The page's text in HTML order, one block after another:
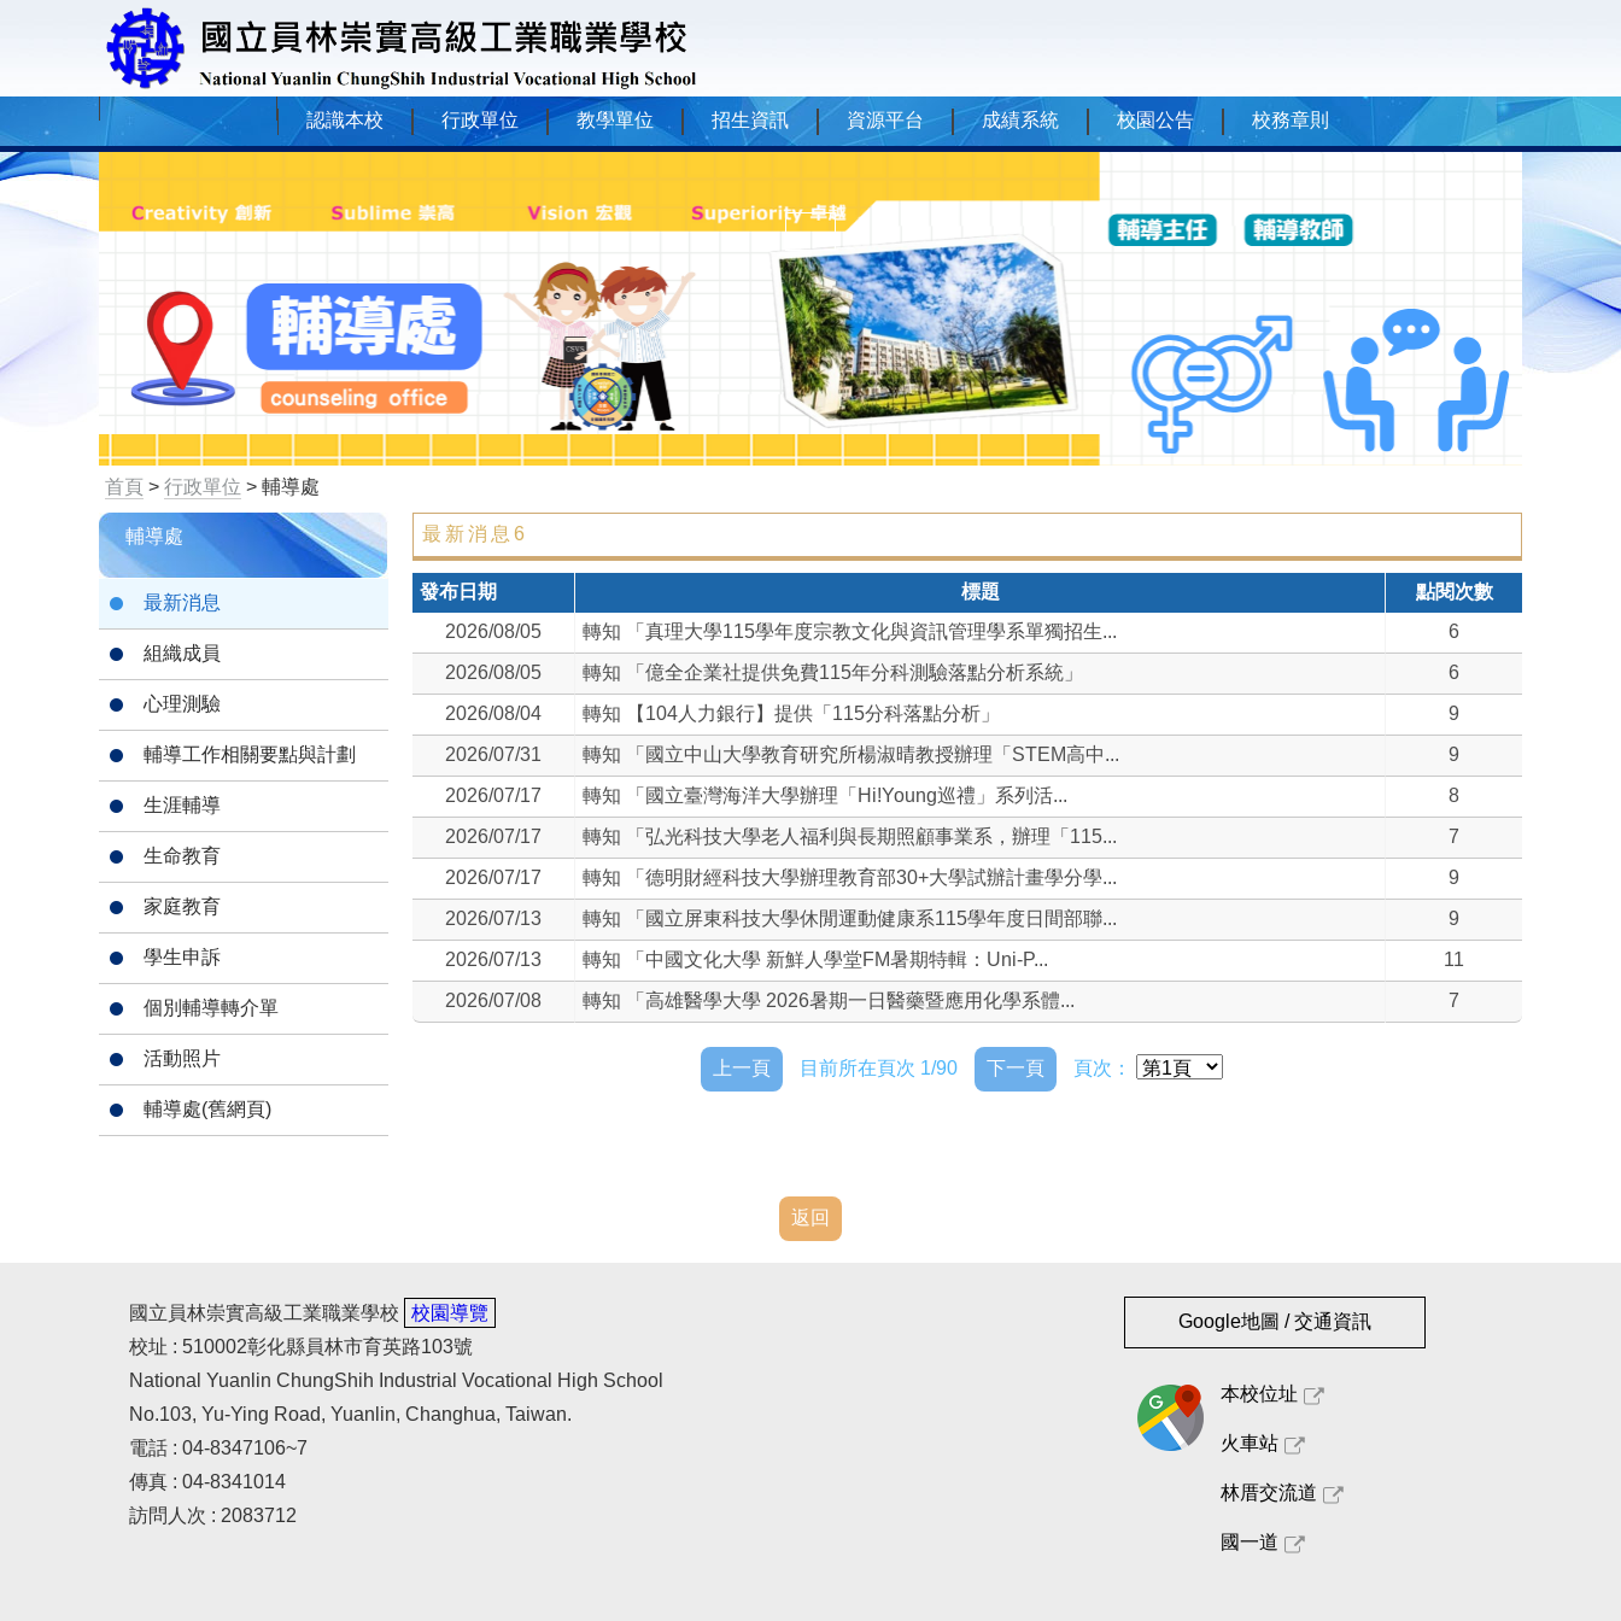
認識本校 行政單位 教學單位 招生資訊 資源平台 成績系統 校園公告 校務章則
首頁 > 行政單位 > 輔導處
輔導處
最新消息
組織成員
心理測驗
輔導工作相關要點與計劃
生涯輔導
生命教育
家庭教育
學生申訴
個別輔導轉介單
活動照片
輔導處(舊網頁)
最新消息6
發布日期 標題
點閱次數
2026/08/05
轉知 「真理大學115學年度宗教文化與資訊管理學系單獨招生...
6
2026/08/05
轉知 「億全企業社提供免費115年分科測驗落點分析系統」
6
2026/08/04
轉知 【104人力銀行】提供「115分科落點分析」
9
2026/07/31
轉知 「國立中山大學教育研究所楊淑晴教授辦理「STEM高中...
9
2026/07/17
轉知 「國立臺灣海洋大學辦理「Hi!Young巡禮」系列活...
8
2026/07/17
轉知 「弘光科技大學老人福利與長期照顧事業系，辦理「115...
7
2026/07/17
轉知 「德明財經科技大學辦理教育部30+大學試辦計畫學分學...
9
2026/07/13
轉知 「國立屏東科技大學休閒運動健康系115學年度日間部聯...
9
2026/07/13
轉知 「中國文化大學 新鮮人學堂FM暑期特輯：Uni-P...
11
2026/07/08
轉知 「高雄醫學大學 2026暑期一日醫藥暨應用化學系體... 7
上一頁 目前所在頁次 1/90 下一頁 頁次：
返回
國立員林崇實高級工業職業學校
校園導覽
校址 : 510002彰化縣員林市育英路103號
National Yuanlin ChungShih Industrial Vocational High School
No.103, Yu-Ying Road, Yuanlin, Changhua, Taiwan.
電話 : 04-8347106~7
傳真 : 04-8341014
訪問人次 : 2083712
Google地圖 / 交通資訊
本校位址
火車站
林厝交流道
國一道